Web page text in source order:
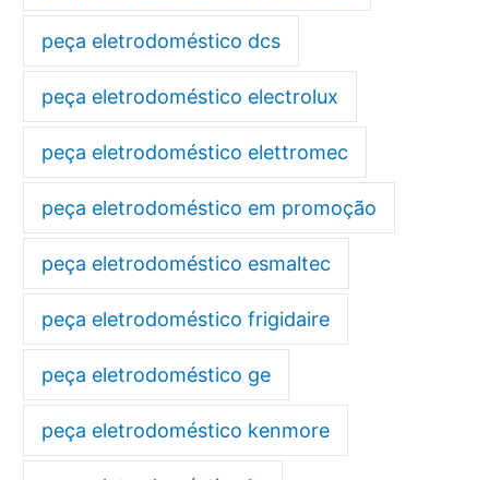
peça eletrodoméstico dcs
peça eletrodoméstico electrolux
peça eletrodoméstico elettromec
peça eletrodoméstico em promoção
peça eletrodoméstico esmaltec
peça eletrodoméstico frigidaire
peça eletrodoméstico ge
peça eletrodoméstico kenmore